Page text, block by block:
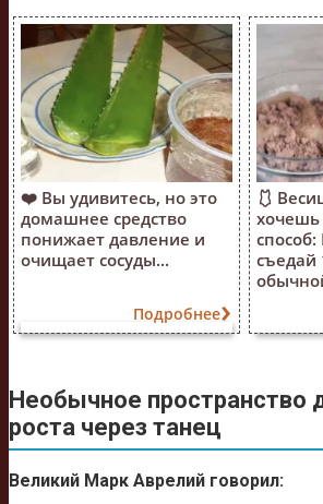
❤️ Вы удивитесь, но это
домашнее средство
понижает давление и
очищает сосуды...
Подробнее
🩱
хочешь
съедай
Необычное пространство
роста через танец
Великий Марк Аврелий говорил: